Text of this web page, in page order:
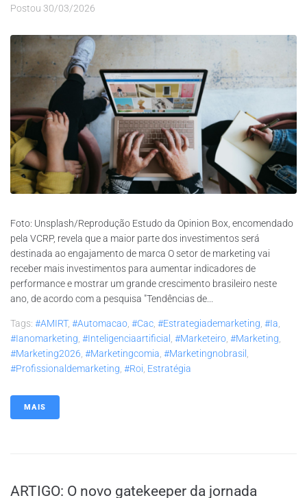
Postou 30/03/2026
Foto: Unsplash/Reprodução Estudo da Opinion Box, encomendado
pela VCRP, revela que a maior parte dos investimentos será
destinada ao engajamento de marca O setor de marketing vai
receber mais investimentos para aumentar indicadores de
performance e mostrar um grande crescimento brasileiro neste
ano, de acordo com a pesquisa "Tendências de...
Tags: #AMIRT, #automacao #cac #estrategiademarketing #ia
#ianomarketing #inteligenciaartificial #marketeiro #marketing
#marketing2026 #marketingcomia #marketingnobrasil
#profissionaldemarketing #roi Estratégia
MAIS
ARTIGO: O novo gatekeeper da jornada